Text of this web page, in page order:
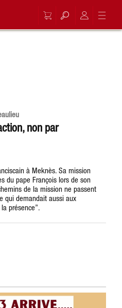
non par
à Meknès. Sa mission
du pape François lors de son
de la mission ne passent
qui demandait aussi aux
présence”.